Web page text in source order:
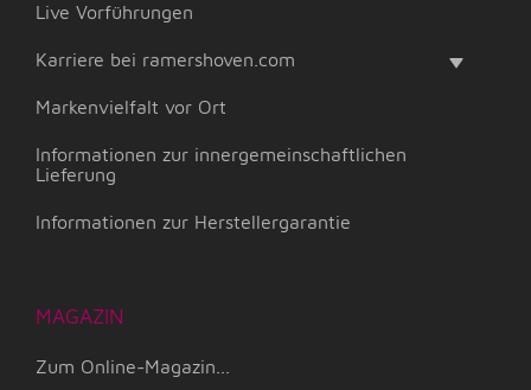
Live Vorführungen
Karriere bei ramershoven.com
Markenvielfalt vor Ort
Informationen zur innergemeinschaftlichen
Lieferung
Informationen zur Herstellergarantie
MAGAZIN
Zum Online-Magazin...